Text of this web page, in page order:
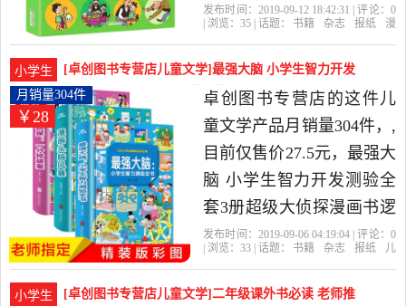
书7-9-10-12岁儿童书籍小
六年级中英文彩图爆笑校
园是2019年卓创图书专营
店精选书籍,杂志,报纸当中
性价比很高的漫画书籍，
由浙江 杭州发货。
发布时间：2019-09-12 18:42:31 | 评论： 0
| 浏览： 35 | 话题： 书籍 杂志 报纸
漫
小学生
[卓创图书专营店儿童文学]最强大脑 小学生智力开发
测验全套3册月销量304件仅售27.5元
￥28
月销量304件
卓创图书专营店的这件儿
童文学产品月销量304件，,
目前仅售价27.5元，最强大
脑 小学生智力开发测验全
套3册超级大侦探漫画书逻
辑推理大脑思维注意力专
合三年级6-7-8-10岁看的书
发布时间：2019-09-06 04:19:04 | 评论： 0
| 浏览： 33 | 话题： 书籍 杂志 报纸
儿
小学生
[卓创图书专营店儿童文学]二年级课外书必读 老师推